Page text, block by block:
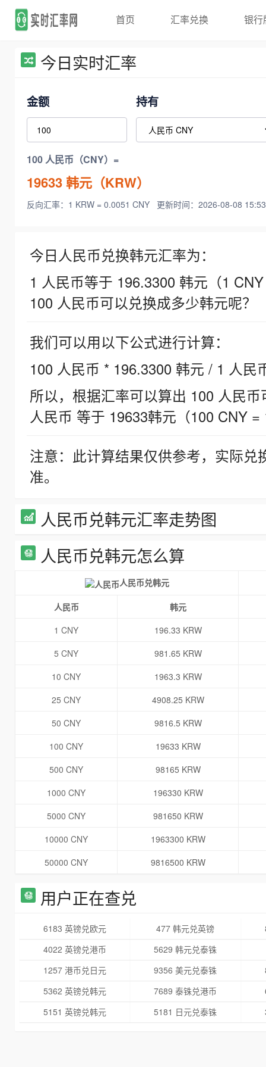
首页 汇率兑换 银行
今日实时汇率
金额 持有
100 人民币（CNY）=
19633韩元（KRW）
反向汇率：1 KRW = 0.0051 CNY 更新时间：2026-08-08
今日人民币兑换韩元汇率为：
1 人民币等于 196.3300 韩元（1
100 人民币可以兑换成多少韩元呢？
我们可以用以下公式进行计算：
100 人民币 * 196.3300 韩元 / 1 人民
所以，根据汇率可以算出 100 人民
人民币 等于 19633韩元（100 CNY =
注意：此计算结果仅供参考，实际
准。
人民币兑韩元汇率走势图
人民币兑韩元怎么算
人民币兑韩元
人民币
韩元
1 CNY
196.33 KRW
5 CNY
981.65 KRW
10 CNY
1963.3 KRW
25 CNY
4908.25 KRW
50 CNY
9816.5 KRW
100 CNY
19633 KRW
500 CNY
98165 KRW
1000 CNY
196330 KRW
5000 CNY
981650 KRW
10000 CNY
1963300 KRW
50000 CNY
9816500 KRW
用户正在查兑
6183 英镑兑欧元 477 韩元兑英镑
4022 英镑兑港币
5629 韩元兑泰铢
1257 港币兑日元
9356 美元兑泰铢
5362 英镑兑韩元
7689 泰铢兑港币
5151 英镑兑韩元
5181 日元兑泰铢